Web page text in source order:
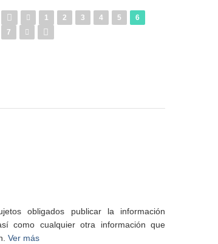
1 2 3 4 5
6
7
obligados publicar la información
como cualquier otra información que
Ver más